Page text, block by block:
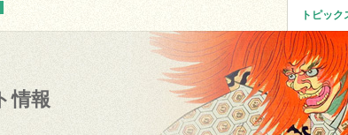
トピック
情報